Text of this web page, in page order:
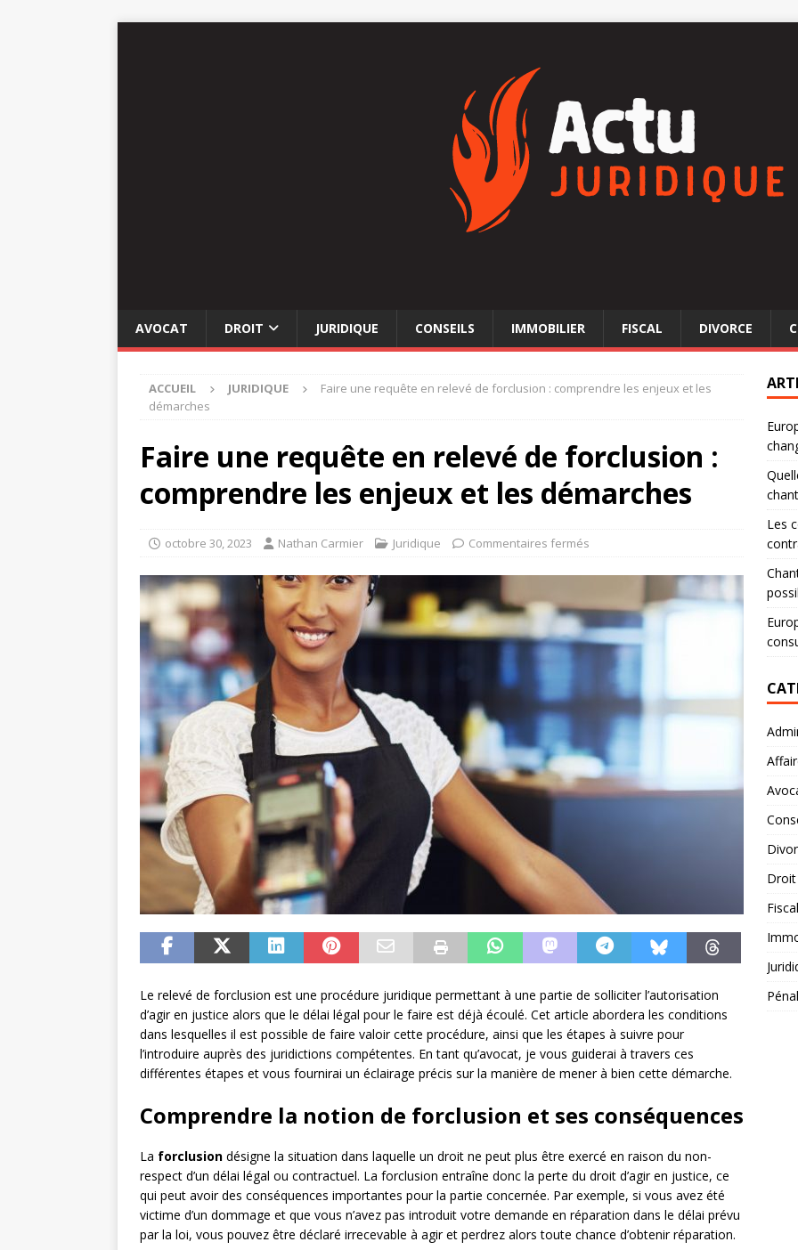
AVOCAT DROIT JURIDIQUE CONSEILS IMMOBILIER FISCAL DIVORCE
ACCUEIL JURIDIQUE
Faire une requête en relevé de forclusion : comprendre les enjeux et les
démarches
Faire une requête en relevé de forclusion :
comprendre les enjeux et les démarches
octobre 30, 2023 Nathan Carmier Juridique Commentaires fermés
Le relevé de forclusion est une procédure juridique permettant à une partie de solliciter l’autorisation
d’agir en justice alors que le délai légal pour le faire est déjà écoulé. Cet article abordera les conditions
dans lesquelles il est possible de faire valoir cette procédure, ainsi que les étapes à suivre pour
l’introduire auprès des juridictions compétentes. En tant qu’avocat, je vous guiderai à travers ces
différentes étapes et vous fournirai un éclairage précis sur la manière de mener à bien cette démarche.
Comprendre la notion de forclusion et ses conséquences
La forclusion désigne la situation dans laquelle un droit ne peut plus être exercé en raison du non-
respect d’un délai légal ou contractuel. La forclusion entraîne donc la perte du droit d’agir en justice, ce
qui peut avoir des conséquences importantes pour la partie concernée. Par exemple, si vous avez été
victime d’un dommage et que vous n’avez pas introduit votre demande en réparation dans le délai prévu
par la loi, vous pouvez être déclaré irrecevable à agir et perdrez alors toute chance d’obtenir réparation.
Les
Droit
Fiscal
Pénal